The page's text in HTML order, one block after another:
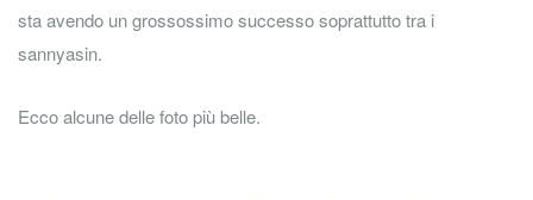
sta avendo un grossossimo successo soprattutto tra i
sannyasin.
Ecco alcune delle foto più belle.